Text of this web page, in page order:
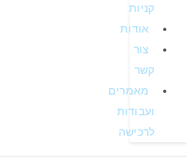
קניות
אודות
צור
קשר
מאמרים
ועבודות
לרכישה